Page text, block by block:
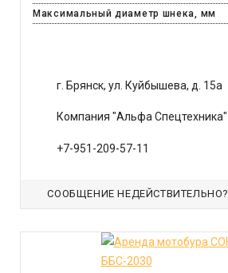
Максимальный диаметр шнека, мм
г. Брянск, ул. Куйбышева, д. 15а
Компания "Альфа Спецтехника"
+7-951-209-57-11
СООБЩЕНИЕ НЕДЕЙСТВИТЕЛЬНО?